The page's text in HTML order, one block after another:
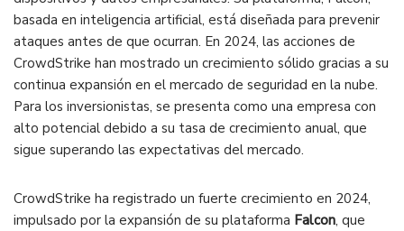
basada en inteligencia artificial, está diseñada para prevenir
ataques antes de que ocurran. En 2024, las acciones de
CrowdStrike han mostrado un crecimiento sólido gracias a su
continua expansión en el mercado de seguridad en la nube.
Para los inversionistas, se presenta como una empresa con
alto potencial debido a su tasa de crecimiento anual, que
sigue superando las expectativas del mercado​.
CrowdStrike ha registrado un fuerte crecimiento en 2024,
impulsado por la expansión de su plataforma Falcon, que